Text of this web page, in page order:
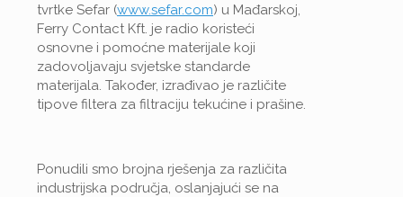
tvrtke Sefar (www.sefar.com) u Mađarskoj,
Ferry Contact Kft. je radio koristeći
osnovne i pomoćne materijale koji
zadovoljavaju svjetske standarde
materijala. Također, izrađivao je različite
tipove filtera za filtraciju tekućine i prašine.
Ponudili smo brojna rješenja za različita
industrijska područja, oslanjajući se na